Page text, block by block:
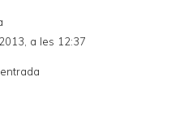
a les 12:37